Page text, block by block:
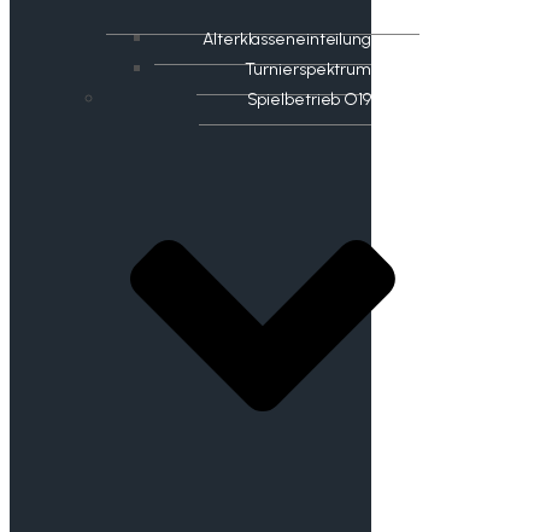
Alterklasseneinteilung
Turnierspektrum
Spielbetrieb O19